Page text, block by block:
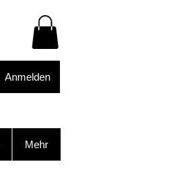
Anmelden
Mehr